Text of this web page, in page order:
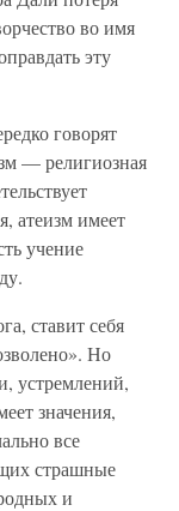
во имя
эту
говорят
— религиозная
атеизм имеет
учение
ставит себя
Но
устремлений,
значения,
все
страшные
и